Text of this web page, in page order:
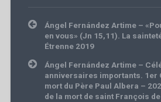
Post
navigation
Ángel Fernández Artime –
en vous» (Jn 15,11). La
Étrenne 2019
Ángel Fernández Artime –
anniversaires importants. 1er
mort du Père Paul Albera –
de la mort de saint François